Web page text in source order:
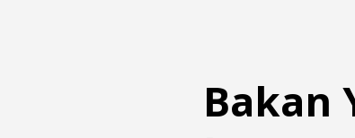
Bakan